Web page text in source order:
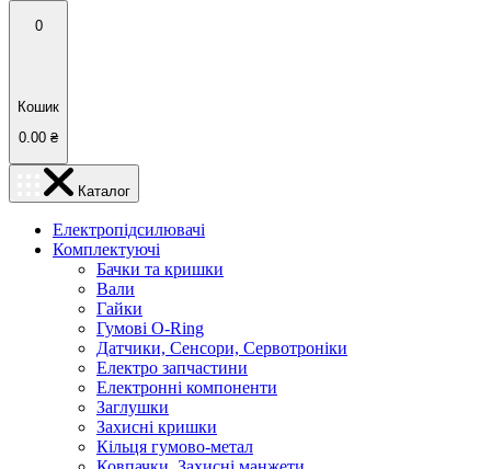
0
Кошик
0.00 ₴
Каталог
Електропідсилювачі
Комплектуючі
Бачки та кришки
Вали
Гайки
Гумові O-Ring
Датчики, Сенсори, Сервотроніки
Електро запчастини
Електронні компоненти
Заглушки
Захисні кришки
Кільця гумово-метал